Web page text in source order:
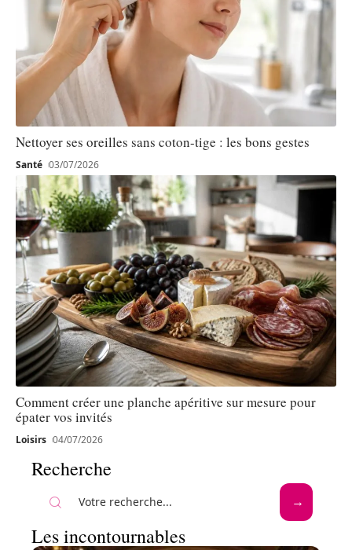
Nettoyer ses oreilles sans coton-tige : les bons gestes
Santé 03/07/2026
Comment créer une planche apéritive sur mesure pour
épater vos invités
Loisirs 04/07/2026
Recherche
Les incontournables